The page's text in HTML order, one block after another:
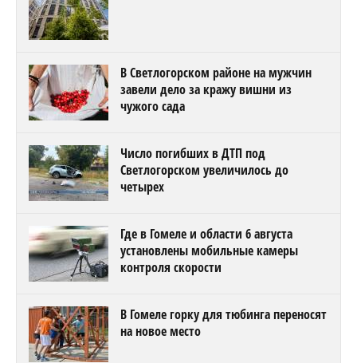
В Светлогорском районе на мужчин
завели дело за кражу вишни из
чужого сада
Число погибших в ДТП под
Светлогорском увеличилось до
четырех
Где в Гомеле и области 6 августа
установлены мобильные камеры
контроля скорости
В Гомеле горку для тюбинга переносят
на новое место